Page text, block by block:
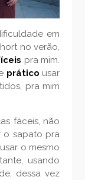
em
no verão,
pra mim.
prático usar
pra mim
fáceis, não
o sapato pra
o mesmo
usando
dessa vez